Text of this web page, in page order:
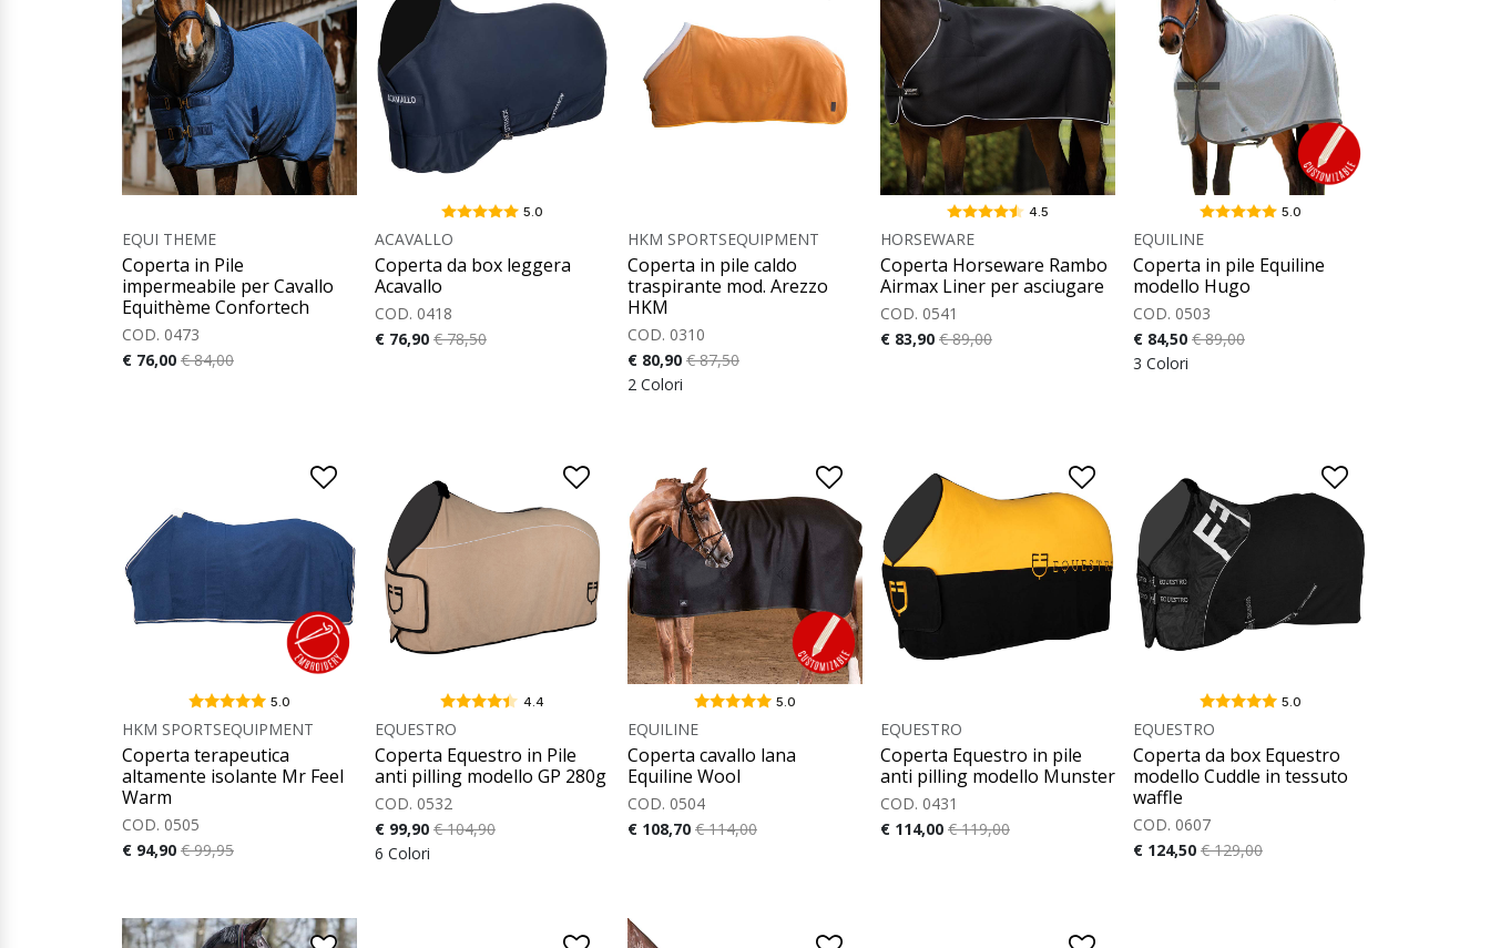
EQUI THEME
Coperta in Pile
impermeabile per Cavallo
Equithème Confortech
COD. 0473
€ 76,00 € 84,00
5.0
ACAVALLO
Coperta da box leggera
Acavallo
COD. 0418
€ 76,90 € 78,50
HKM SPORTSEQUIPMENT
Coperta in pile caldo
traspirante mod. Arezzo
HKM
COD. 0310
€ 80,90 € 87,50
2 Colori
4.5
HORSEWARE
Coperta Horseware Rambo
Airmax Liner per asciugare
COD. 0541
€ 83,90 € 89,00
5.0
EQUILINE
Coperta in pile Equiline
modello Hugo
COD. 0503
€ 84,50 € 89,00
3 Colori
5.0
HKM SPORTSEQUIPMENT
Coperta terapeutica
altamente isolante Mr Feel
Warm
COD. 0505
€ 94,90 € 99,95
4.4
EQUESTRO
Coperta Equestro in Pile
anti pilling modello GP 280g
COD. 0532
€ 99,90 € 104,90
6 Colori
5.0
EQUILINE
Coperta cavallo lana
Equiline Wool
COD. 0504
€ 108,70 € 114,00
EQUESTRO
Coperta Equestro in pile
anti pilling modello Munster
COD. 0431
€ 114,00 € 119,00
5.0
EQUESTRO
Coperta da box Equestro
modello Cuddle in tessuto
waffle
COD. 0607
€ 124,50 € 129,00